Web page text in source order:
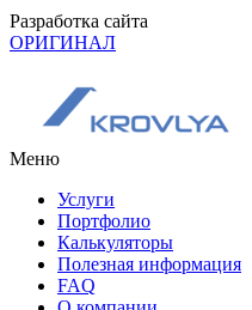
Разработка сайта
ОРИГИНАЛ
Меню
Услуги
Портфолио
Калькуляторы
Полезная информация
FAQ